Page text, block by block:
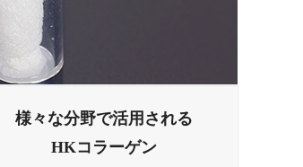
様々な分野で活用される
HKコラーゲン